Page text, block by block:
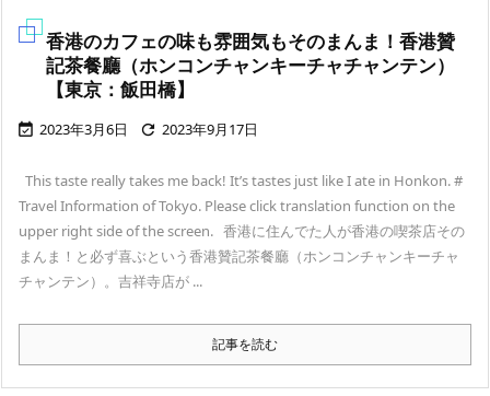
香港のカフェの味も雰囲気もそのまんま！香港贊
記茶餐廳（ホンコンチャンキーチャチャンテン）
【東京：飯田橋】
 2023年3月6日  2023年9月17日
This taste really takes me back! It’s tastes just like I ate in Honkon. #
Travel Information of Tokyo. Please click translation function on the
upper right side of the screen. 香港に住んでた人が香港の喫茶店その
まんま！と必ず喜ぶという香港贊記茶餐廳（ホンコンチャンキーチャ
チャンテン）。吉祥寺店が ...
記事を読む